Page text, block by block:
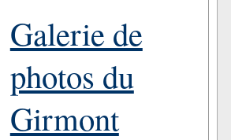
Galerie de
photos du
Girmont